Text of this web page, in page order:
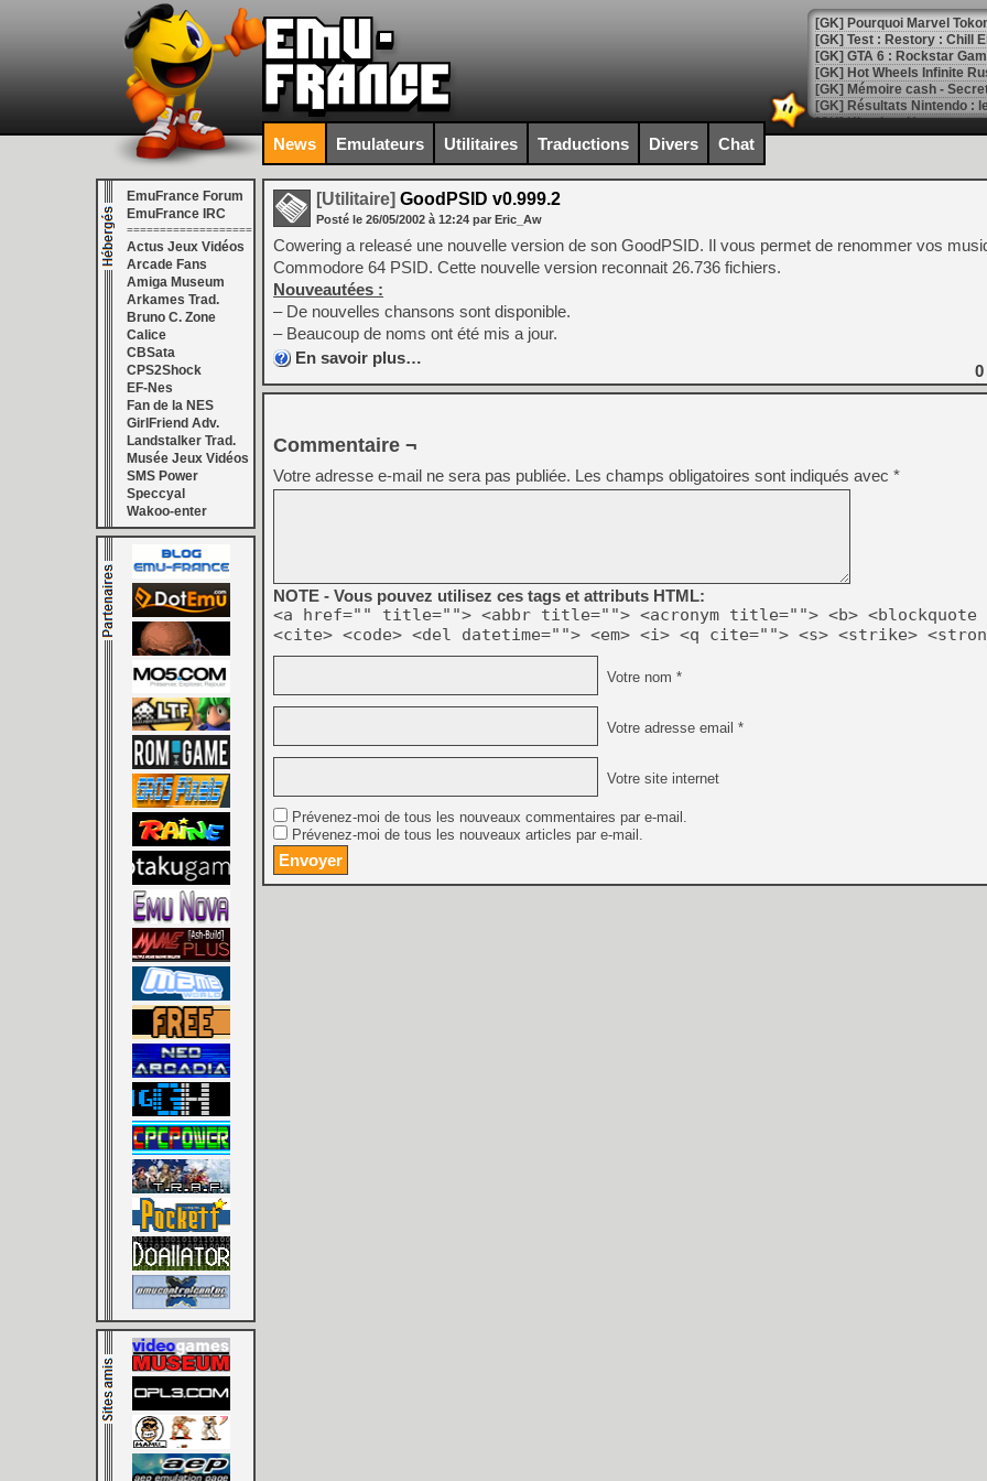
[GK] Pourquoi Marvel
[GK] Test : Restory : Chill
[GK] GTA 6 : Rockstar
[GK] Hot Wheels Infinite
[GK] Mémoire cash -
[GK] Résultats Nintendo :
[GK] Déjà des
[Mo5] Brickboy cherche à
[GK] Minecraft et ses «
[GK] Beast of
[GK] Ubisoft : fin de partie
[GK] Mémoire cash -
[GK] Dan Houser (GTA)
[GK] Comment EA Sports
[GK] Crimson Moon : un
[GK] Isle of Reveries : le
[GK] Moonlighter 2 : The
[GK] Capcom relance
[Mo5] Deux inédits du
[GK] Le beat'em up The
[GK] Endless Legend 2 :
[LS] [PS5] Le WebKit
[GK] Oubliez Crazy Taxi,
[LS] [Switch] NSZ 5.0.0
[GK] No More Room in
[GK] Un chatbot Atelier
[GK] Mémoire cash -
[GK] Nvidia : le prix des
[GK] Suikoden Star Leap
[Mo5] La mini borne
News Emulateurs Utilitaires Traductions Divers Chat
EmuFrance Forum
EmuFrance IRC
===================
Actus Jeux Vidéos
Arcade Fans
Amiga Museum
Arkames Trad.
Bruno C. Zone
Calice
CBSata
CPS2Shock
EF-Nes
Fan de la NES
GirlFriend Adv.
Landstalker Trad.
Musée Jeux Vidéos
SMS Power
Speccyal
Wakoo-enter
[Utilitaire] GoodPSID v0.999.2
Posté le 26/05/2002 à 12:24 par Eric_Aw
Cowering a releasé une nouvelle version de son GoodPSID. Il vous permet de renommer vos
Commodore 64 PSID. Cette nouvelle version reconnait 26.736 fichiers.
Nouveautées :
– De nouvelles chansons sont disponible.
– Beaucoup de noms ont été mis a jour.
En savoir plus…
0
Commentaire ¬
Votre adresse e-mail ne sera pas publiée. Les champs obligatoires sont indiqués avec *
NOTE - Vous pouvez utilisez ces tags et attributs HTML:
<a href="" title=""> <abbr title=""> <acronym title=""> <b> <blockquote
<cite> <code> <del datetime=""> <em> <i> <q cite=""> <s> <strike>
Votre nom *
Votre adresse email *
Votre site internet
Prévenez-moi de tous les nouveaux commentaires par e-mail.
Prévenez-moi de tous les nouveaux articles par e-mail.